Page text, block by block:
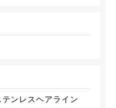
ンレスヘアライン